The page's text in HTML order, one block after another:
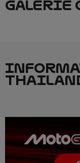
GALERIE